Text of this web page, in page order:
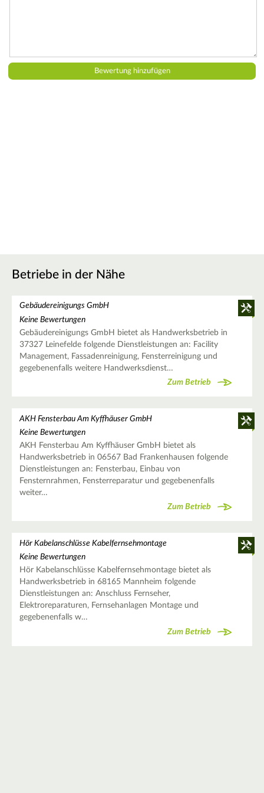
Betriebe in der Nähe
Gebäudereinigungs GmbH
Keine Bewertungen
Gebäudereinigungs GmbH bietet als Handwerksbetrieb in
37327 Leinefelde folgende Dienstleistungen an: Facility
Management, Fassadenreinigung, Fensterreinigung und
gegebenenfalls weitere Handwerksdienst…
Zum Betrieb
AKH Fensterbau Am Kyffhäuser GmbH
Keine Bewertungen
AKH Fensterbau Am Kyffhäuser GmbH bietet als
Handwerksbetrieb in 06567 Bad Frankenhausen folgende
Dienstleistungen an: Fensterbau, Einbau von
Fensternrahmen, Fensterreparatur und gegebenenfalls
weiter…
Zum Betrieb
Hör Kabelanschlüsse Kabelfernsehmontage
Keine Bewertungen
Hör Kabelanschlüsse Kabelfernsehmontage bietet als
Handwerksbetrieb in 68165 Mannheim folgende
Dienstleistungen an: Anschluss Fernseher,
Elektroreparaturen, Fernsehanlagen Montage und
gegebenenfalls w…
Zum Betrieb